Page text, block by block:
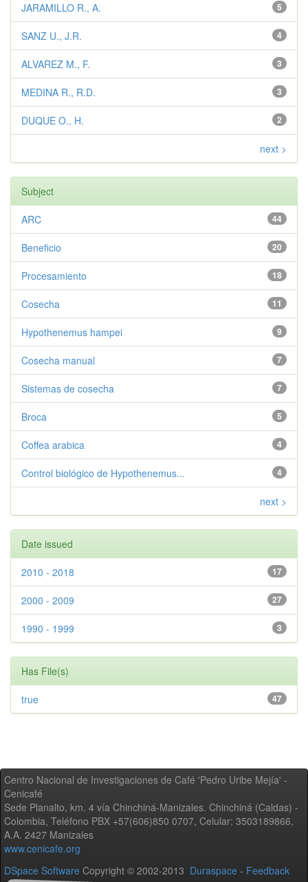
5
JARAMILLO R., A.
4
SANZ U., J.R.
3
ALVAREZ M., F.
3
MEDINA R., R.D.
2
DUQUE O., H.
next >
Subject
44
ARC
20
Beneficio
18
Procesamiento
11
Cosecha
9
Hypothenemus hampei
7
Cosecha manual
7
Sistemas de cosecha
5
Broca
4
Coffea arabica
4
Control biológico de Hypothenemus...
next >
Date issued
17
2010 - 2018
27
2000 - 2009
3
1990 - 1999
Has File(s)
47
true
Centro Nacional de Investigaciones de Café 'Pedro Uribe Mejía' -
Cenicafé
Sede Planalto, km. 4 vía Chinchiná-Manizales. Chinchiná (Caldas) -
Colombia, Teléfono PBX +57(606)850 0707, Celular: 3503189866,
A.A. 2427 Manizales
www.cenicafe.org
DSpace Software Copyright © 2002-2013 Duraspace - Feedback